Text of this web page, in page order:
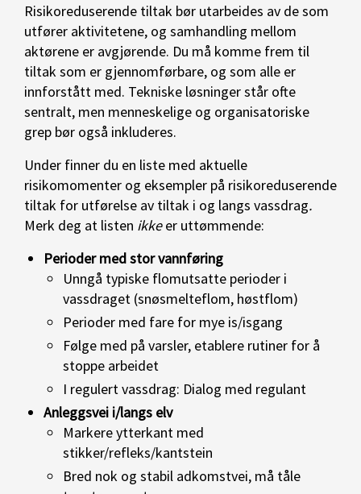
Risikoreduserende tiltak bør utarbeides av de som
utfører aktivitetene, og samhandling mellom
aktørene er avgjørende. Du må komme frem til
tiltak som er gjennomførbare, og som alle er
innforstått med. Tekniske løsninger står ofte
sentralt, men menneskelige og organisatoriske
grep bør også inkluderes.
Under finner du en liste med aktuelle
risikomomenter og eksempler på risikoreduserende
tiltak for utførelse av tiltak i og langs vassdrag.
Merk deg at listen ikkeer uttømmende:
Perioder med stor vannføring
Unngå typiske flomutsatte perioder i
vassdraget (snøsmelteflom, høstflom)
Perioder med fare for mye is/isgang
Følge med på varsler, etablere rutiner for å
stoppe arbeidet
I regulert vassdrag: Dialog med regulant
Anleggsvei i/langs elv
Markere ytterkant med
stikker/refleks/kantstein
Bred nok og stabil adkomstvei, må tåle